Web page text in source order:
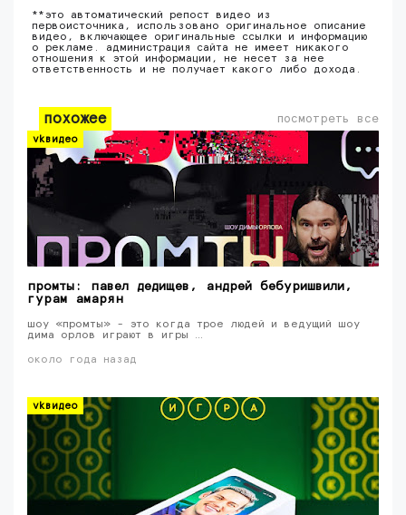
**это автоматический репост видео из
первоисточника, использовано оригинальное описание
видео, включающее оригинальные ссылки и информацию
о рекламе. администрация сайта не имеет никакого
отношения к этой информации, не несет за нее
ответственность и не получает какого либо дохода.
похожее посмотреть все
vkвидео
промты: павел дедищев, андрей бебуришвили,
гурам амарян
шоу «промты» - это когда трое людей и ведущий шоу
дима орлов играют в игры …
около года назад
vkвидео